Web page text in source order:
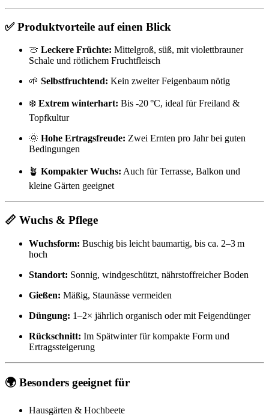
✅Produktvorteile auf einen Blick
🍈 Leckere Früchte: Mittelgroß, süß, mit violettbrauner
Schale und rötlichem Fruchtfleisch
🌱 Selbstfruchtend: Kein zweiter Feigenbaum nötig
❄️ Extrem winterhart: Bis -20 °C, ideal für Freiland &
Topfkultur
🌞 Hohe Ertragsfreude: Zwei Ernten pro Jahr bei guten
Bedingungen
🪴 Kompakter Wuchs: Auch für Terrasse, Balkon und
kleine Gärten geeignet
📏 Wuchs & Pflege
Wuchsform: Buschig bis leicht baumartig, bis ca. 2–3 m
hoch
Standort: Sonnig, windgeschützt, nährstoffreicher Boden
Gießen: Mäßig, Staunässe vermeiden
Düngung: 1–2× jährlich organisch oder mit Feigendünger
Rückschnitt: Im Spätwinter für kompakte Form und
Ertragssteigerung
🌍 Besonders geeignet für
Hausgärten & Hochbeete